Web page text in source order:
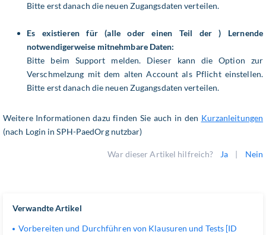
Bitte erst danach die neuen Zugangsdaten verteilen.
Es existieren für (alle oder einen Teil der ) Lernende
notwendigerweise mitnehmbare Daten:
Bitte beim Support melden. Dieser kann die Option zur
Verschmelzung mit dem alten Account als Pflicht einstellen.
Bitte erst danach die neuen Zugangsdaten verteilen.
Weitere Informationen dazu finden Sie auch in den Kurzanleitungen
(nach Login in SPH-PaedOrg nutzbar)
War dieser Artikel hilfreich? Ja | Nein
Verwandte Artikel
Vorbereiten und Durchführen von Klausuren und Tests [ID